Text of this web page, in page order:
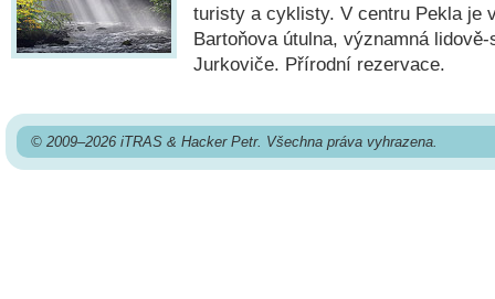
turisty a cyklisty. V centru Pekla je
Bartoňova útulna, významná
Jurkoviče. Přírodní rezervace.
© 2009–2026 iTRAS & Hacker Petr. Všechna práva vyhrazena.